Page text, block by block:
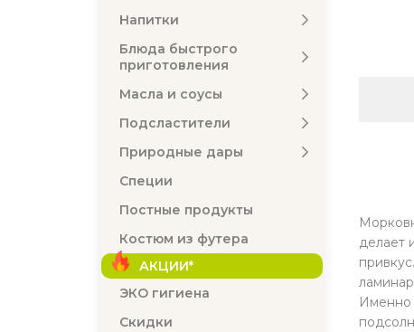
Напитки
Блюда быстрого
приготовления
Масла и соусы
Подсластители
Природные дары
Специи
Постные продукты
Костюм из футера
АКЦИИ*
ЭКО гигиена
Скидки
делает
Именно